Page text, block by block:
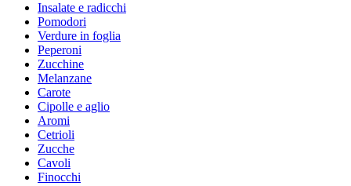
Insalate e radicchi
Pomodori
Verdure in foglia
Peperoni
Zucchine
Melanzane
Carote
Cipolle e aglio
Aromi
Cetrioli
Zucche
Cavoli
Finocchi